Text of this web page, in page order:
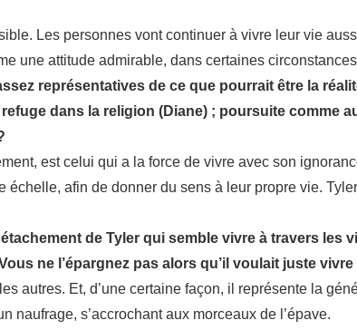
Les personnes vont continuer à vivre leur vie
une attitude admirable, dans certaines
représentatives de ce que pourrait être la
refuge dans la religion (Diane) ; poursuite comme
est celui qui a la force de vivre avec son
échelle, afin de donner du sens à leur propre vie.
de Tyler qui semble vivre à travers les
ne l’épargnez pas alors qu’il voulait juste
autres. Et, d’une certaine façon, il représente la
naufrage, s’accrochant aux morceaux de l’épave.